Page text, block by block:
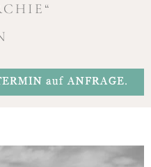
auf ANFRAGE.